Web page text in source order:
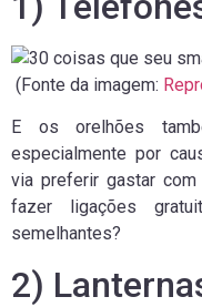
(Fonte da imagem:
E os orelhões
especialmente por
via preferir gastar
fazer ligações
semelhantes?
2)